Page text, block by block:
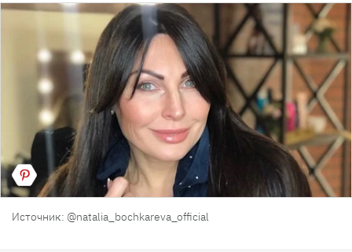
Источник: @natalia_bochkareva_official